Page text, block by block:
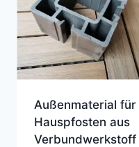
Außenmaterial für
Hauspfosten aus
Verbundwerkstoff